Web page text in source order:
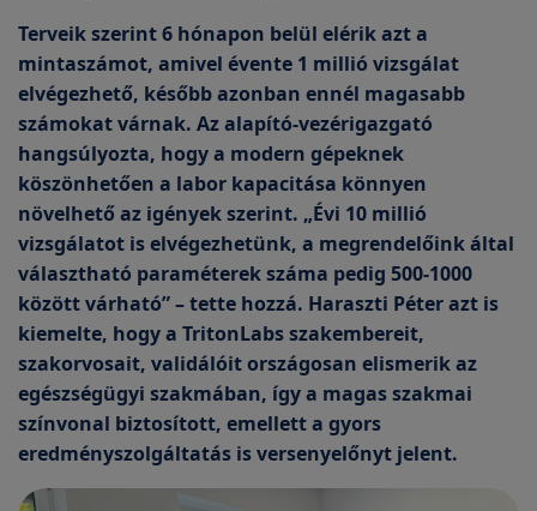
Terveik szerint 6 hónapon belül elérik azt a
mintaszámot, amivel évente 1 millió vizsgálat
elvégezhető, később azonban ennél magasabb
számokat várnak. Az alapító-vezérigazgató
hangsúlyozta, hogy a modern gépeknek
köszönhetően a labor kapacitása könnyen
növelhető az igények szerint. „Évi 10 millió
vizsgálatot is elvégezhetünk, a megrendelőink által
választható paraméterek száma pedig 500-1000
között várható” – tette hozzá. Haraszti Péter azt is
kiemelte, hogy a TritonLabs szakembereit,
szakorvosait, validálóit országosan elismerik az
egészségügyi szakmában, így a magas szakmai
színvonal biztosított, emellett a gyors
eredményszolgáltatás is versenyelőnyt jelent.